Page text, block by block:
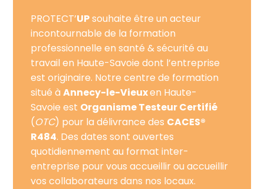
PROTECT’UPsouhaite être un acteur
incontournable de la formation
professionnelle en santé & sécurité au
travail en Haute-Savoie dont l’entreprise
est originaire. Notre centre de formation
situé àAnnecy-le-Vieuxen Haute-
Savoie est Organisme Testeur Certifié
(OTC) pour la délivrance des CACES®
R484. Des dates sont ouvertes
quotidiennement au format inter-
entreprise pour vous accueillir ou accueillir
vos collaborateurs dans nos locaux.